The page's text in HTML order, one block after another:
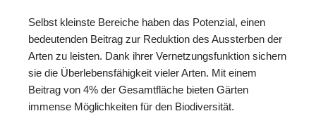
Selbst kleinste Bereiche haben das Potenzial, einen
bedeutenden Beitrag zur Reduktion des Aussterben der
Arten zu leisten. Dank ihrer Vernetzungsfunktion sichern
sie die Überlebensfähigkeit vieler Arten. Mit einem
Beitrag von 4% der Gesamtfläche bieten Gärten
immense Möglichkeiten für den Biodiversität.